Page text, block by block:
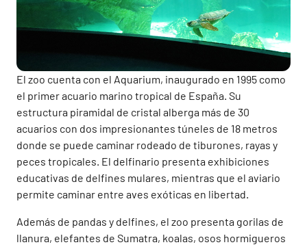
El zoo cuenta con el Aquarium, inaugurado en 1995 como
el primer acuario marino tropical de España. Su
estructura piramidal de cristal alberga más de 30
acuarios con dos impresionantes túneles de 18 metros
donde se puede caminar rodeado de tiburones, rayas y
peces tropicales. El delfinario presenta exhibiciones
educativas de delfines mulares, mientras que el aviario
permite caminar entre aves exóticas en libertad.
Además de pandas y delfines, el zoo presenta gorilas de
llanura, elefantes de Sumatra, koalas, osos hormigueros